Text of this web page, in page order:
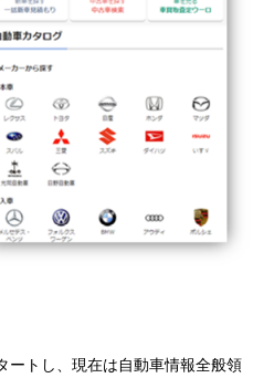
ートし、現在は自動車情報全般領